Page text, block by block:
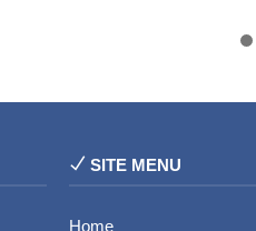
SITE MENU
Home